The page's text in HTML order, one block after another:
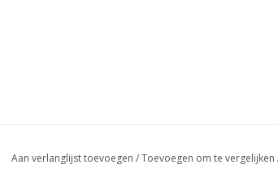
Aan verlanglijst toevoegen /Toevoegen om te vergelijken